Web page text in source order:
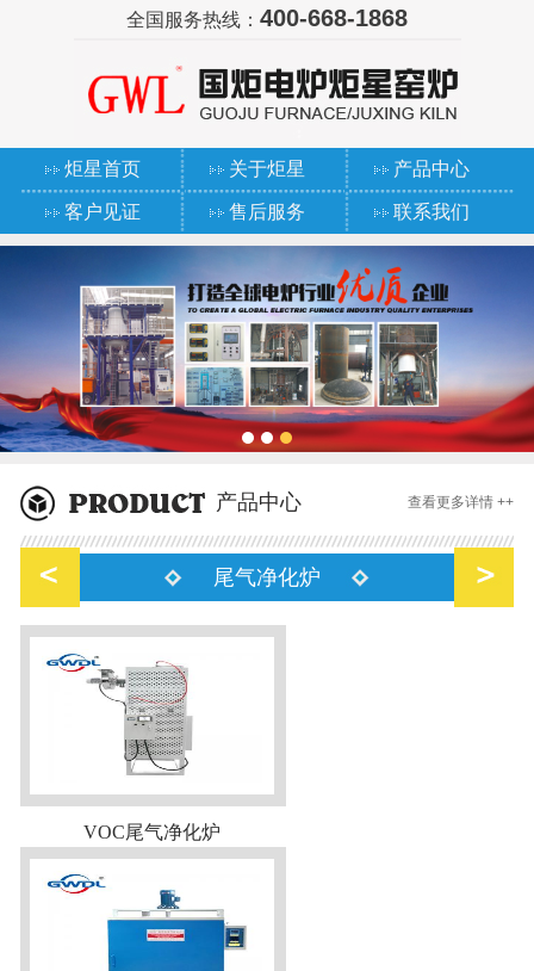
全国服务热线： 400-668-1868
炬星首页 关于炬星 产品中心
客户见证 售后服务 联系我们
产品中心 查看更多详情 ++
尾气净化炉
VOC尾气净化炉